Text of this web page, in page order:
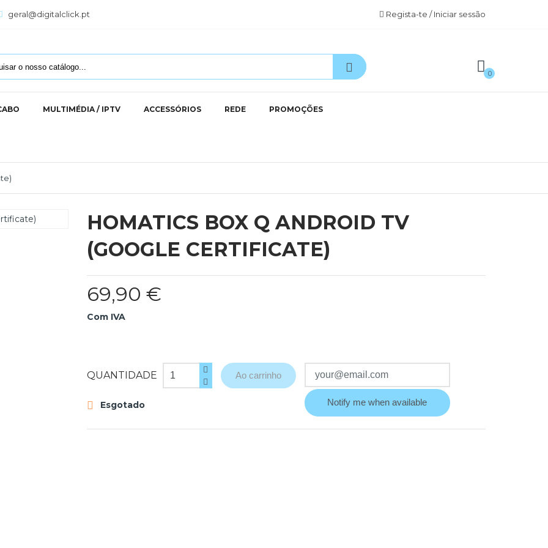
geral@digitalclick.pt Regista-te / Iniciar sessão
0
MULTIMÉDIA / IPTV ACCESSÓRIOS REDE PROMOÇÕES
HOMATICS BOX Q ANDROID TV
(GOOGLE CERTIFICATE)
69,90 €
Com IVA
QUANTIDADE Ao carrinho
 Esgotado Notify me when available